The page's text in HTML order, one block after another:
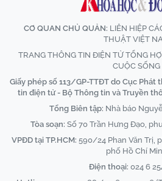
CƠ QUAN CHỦ QUẢN: LIÊN HIỆP
THUẬT VIỆT
TRANG THÔNG TIN ĐIỆN TỬ TỔNG
CUỘC SỐNG
Giấy phép số 113/GP-TTĐT do Cục
tin điện tử - Bộ Thông tin và Truyền
Tổng Biên tập: Nhà báo
Tòa soạn: Số 70 Trần Hưng Đạo,
VPĐD tại TP.HCM: 590/24 Phan Văn Trị,
phố Hồ Chí
Điện thoại: 024 6